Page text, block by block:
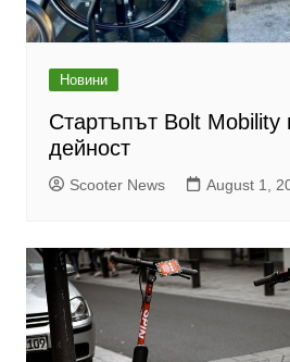
Новини
Стартъпът Bolt Mobility
дейност
Scooter News August 1,